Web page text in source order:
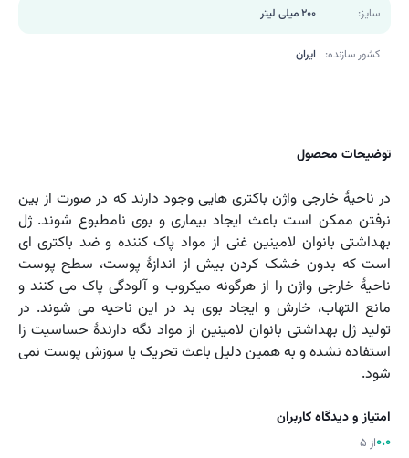
سایز: 200 میلی لیتر
کشور سازنده: ایران
توضیحات محصول
در ناحیۀ خارجی واژن باکتری هایی وجود دارند که در صورت از بین
نرفتن ممکن است باعث ایجاد بیماری و بوی نامطبوع شوند. ژل
بهداشتی بانوان لامینین غنی از مواد پاک کننده و ضد باکتری ای
است که بدون خشک کردن بیش از اندازۀ پوست، سطح پوست
ناحیۀ خارجی واژن را از هرگونه میکروب و آلودگی پاک می کنند و
مانع التهاب، خارش و ایجاد بوی بد در این ناحیه می شوند. در
تولید ژل بهداشتی بانوان لامینین از مواد نگه دارندۀ حساسیت زا
استفاده نشده و به همین دلیل باعث تحریک یا سوزش پوست نمی
شود.
امتیاز و دیدگاه کاربران
0.0از 5